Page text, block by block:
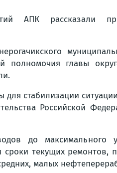
рассказали
главы
стабилизации
Российской
до
текущих ремонтов,
малых